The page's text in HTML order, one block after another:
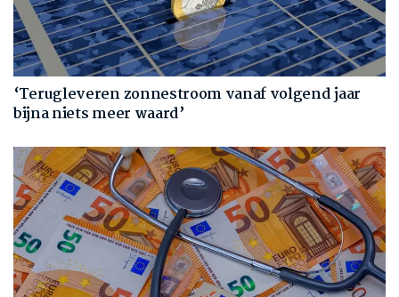
‘Terugleveren zonnestroom vanaf volgend jaar
bijna niets meer waard’